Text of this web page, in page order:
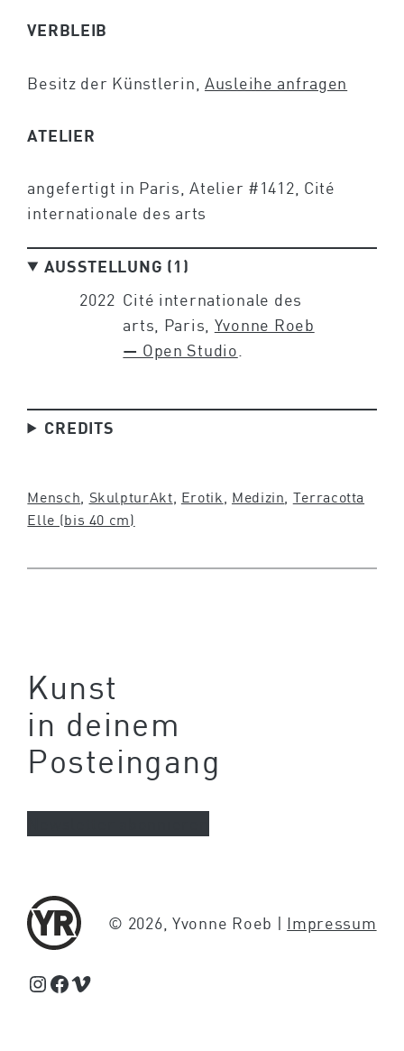
VERBLEIB
Besitz der Künstlerin, Ausleihe anfragen
ATELIER
angefertigt in Paris, Atelier #1412, Cité
internationale des arts
AUSSTELLUNG (1)
2022 Cité internationale des
arts, Paris, Yvonne Roeb
— Open Studio
CREDITS
Mensch SkulpturAkt Erotik Medizin Terracotta
Elle (bis 40 cm)
Kunst
in deinem
Posteingang
© 2026, Yvonne Roeb | Impressum
Schaue Feed, Reels und Storys auf Instagram von Yvonne Roeb
Facebook
Schaue Videos auf Vimeo über Yvonne Roeb